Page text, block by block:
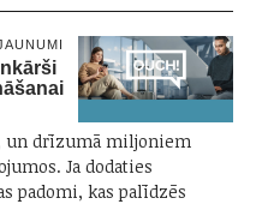
un drīzumā miljoniem
Ja dodaties
padomi, kas palīdzēs